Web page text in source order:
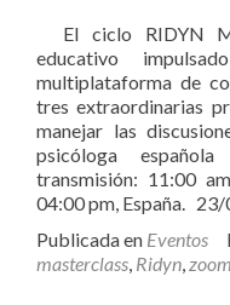
El ciclo RIDYN
educativo
multiplataforma de
tres extraordinarias
manejar las
psicóloga
transmisión: 11:00
04:00 pm, España.
Publicada en Eventos
masterclass, Ridyn,zoom